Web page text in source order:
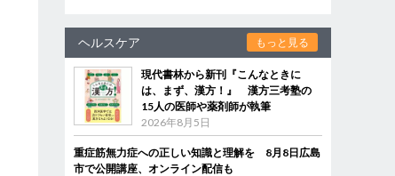
ヘルスケア もっと見る
現代書林から新刊『こんなときに
は、まず、漢方！』 漢方三考塾の
15人の医師や薬剤師が執筆
2026年8月5日
重症筋無力症への正しい知識と理解を 8月8日広島
市で公開講座、オンライン配信も